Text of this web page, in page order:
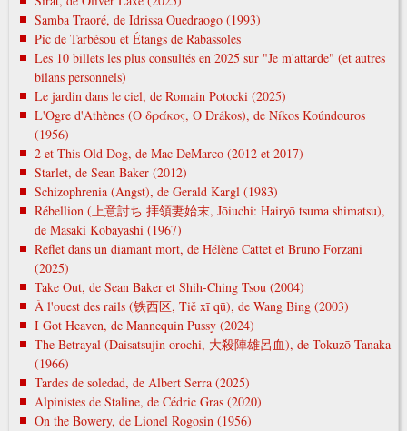
Samba Traoré, de Idrissa Ouedraogo (1993)
Pic de Tarbésou et Étangs de Rabassoles
Les 10 billets les plus consultés en 2025 sur "Je m'attarde" (et autres
bilans personnels)
Le jardin dans le ciel, de Romain Potocki (2025)
L'Ogre d'Athènes (Ο δράκος, O Drákos), de Níkos Koúndouros
(1956)
2 et This Old Dog, de Mac DeMarco (2012 et 2017)
Starlet, de Sean Baker (2012)
Schizophrenia (Angst), de Gerald Kargl (1983)
Rébellion (上意討ち 拝領妻始末, Jōiuchi: Hairyō tsuma shimatsu),
de Masaki Kobayashi (1967)
Reflet dans un diamant mort, de Hélène Cattet et Bruno Forzani
(2025)
Take Out, de Sean Baker et Shih-Ching Tsou (2004)
À l'ouest des rails (铁西区, Tiě xī qū), de Wang Bing (2003)
I Got Heaven, de Mannequin Pussy (2024)
The Betrayal (Daisatsujin orochi, 大殺陣雄呂血), de Tokuzō Tanaka
(1966)
Tardes de soledad, de Albert Serra (2025)
Alpinistes de Staline, de Cédric Gras (2020)
On the Bowery, de Lionel Rogosin (1956)